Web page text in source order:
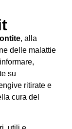
, alla
delle malattie
su
ritirate e
cura del